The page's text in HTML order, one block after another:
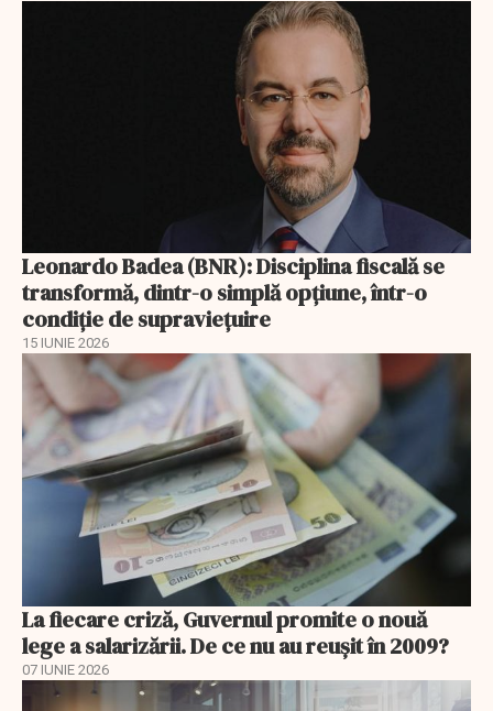
Leonardo Badea (BNR): Disciplina fiscală se
transformă, dintr-o simplă opțiune, într-o
condiție de supraviețuire
15 IUNIE 2026
La fiecare criză, Guvernul promite o nouă
lege a salarizării. De ce nu au reușit în 2009?
07 IUNIE 2026